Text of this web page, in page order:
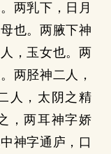
两乳下，日月
也。两腋下神
，玉女也。两
两胫神二人，
人，太阴之精
，两耳神字娇
神字通庐，口